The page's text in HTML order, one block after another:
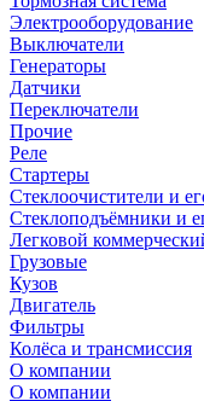
Электрооборудование
Выключатели
Генераторы
Датчики
Переключатели
Прочие
Реле
Стартеры
Стеклоочистители и
Стеклоподъёмники и
Легковой
Грузовые
Кузов
Двигатель
Фильтры
Колёса и трансмиссия
О компании
О компании